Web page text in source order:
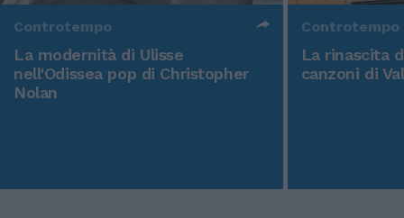
Controtempo
La modernità di Ulisse
nell'Odissea pop di Christopher
Nolan
Controtempo
La rinascita
canzoni di